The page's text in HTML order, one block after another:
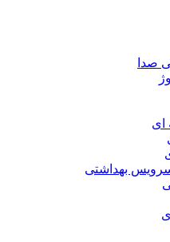
صدا
ای
بهداشتی